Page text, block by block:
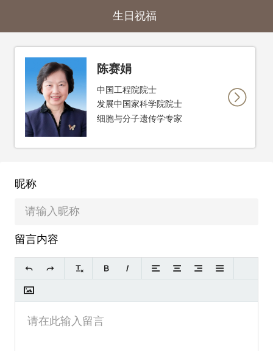
生日祝福
陈赛娟
中国工程院院士
发展中国家科学院院士
细胞与分子遗传学专家
昵称
留言内容